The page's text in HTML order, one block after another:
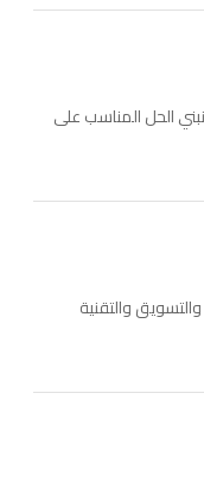
الحل المناسب على
والتقنية